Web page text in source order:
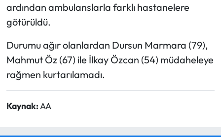
ardından ambulanslarla farklı hastanelere
götürüldü.
Durumu ağır olanlardan Dursun Marmara (79),
Mahmut Öz (67) ile İlkay Özcan (54) müdaheleye
rağmen kurtarılamadı.
Kaynak: AA